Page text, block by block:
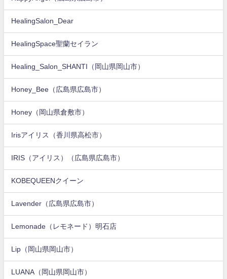
HealingSalon_Dear
HealingSpace聖蘭セイラン
Healing_Salon_SHANTI（岡山県岡山市）
Honey_Bee（広島県広島市）
Honey（岡山県倉敷市）
Irisアイリス（香川県高松市）
IRIS（アイリス）（広島県広島市）
KOBEQUEENクイーン
Lavender（広島県広島市）
Lemonade（レモネード）明石店
Lip（岡山県岡山市）
LUANA（岡山県岡山市）